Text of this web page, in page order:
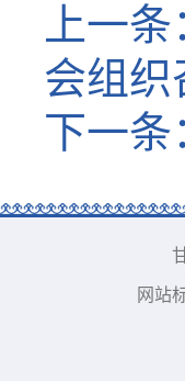
上一条
会组
下一条
网站